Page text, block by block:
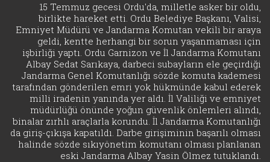
15 Temmuz gecesi Ordu'da, milletle asker bir oldu,
birlikte hareket etti. Ordu Belediye Başkanı, Valisi,
Emniyet Müdürü ve Jandarma Komutan vekili bir araya
geldi, kentte herhangi bir sorun yaşanmaması için
işbirliği yaptı. Ordu Garnizon ve İl Jandarma Komutanı
Albay Sedat Sarıkaya, darbeci subayların ele geçirdiği
Jandarma Genel Komutanlığı sözde komuta kademesi
tarafından gönderilen emri yok hükmünde kabul ederek
milli iradenin yanında yer aldı. İl Valiliği ve emniyet
müdürlüğü önünde yoğun güvenlik önlemleri alındı,
binalar zırhlı araçlarla korundu. İl Jandarma Komutanlığı
da giriş-çıkışa kapatıldı. Darbe girişiminin başarılı olması
halinde sözde sıkıyönetim komutanı olması planlanan
eski Jandarma Albay Yasin Ölmez tutuklandı.